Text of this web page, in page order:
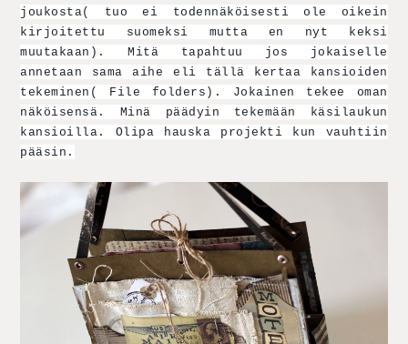
joukosta( tuo ei todennäköisesti ole oikein
kirjoitettu suomeksi mutta en nyt keksi
muutakaan). Mitä tapahtuu jos jokaiselle
annetaan sama aihe eli tällä kertaa kansioiden
tekeminen( File folders). Jokainen tekee oman
näköisensä. Minä päädyin tekemään käsilaukun
kansioilla. Olipa hauska projekti kun vauhtiin
pääsin.